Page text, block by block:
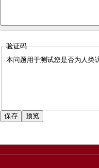
验证码
本问题用于测试您是否为人类